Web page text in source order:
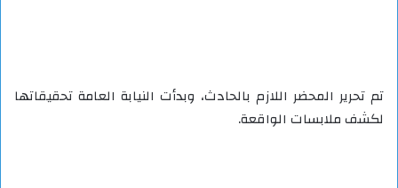
تم تحرير المحضر اللازم بالحادث، وبدأت النيابة العامة تحقيقاتها
لكشف ملابسات الواقعة.